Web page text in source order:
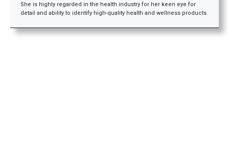
She is highly regarded in the health industry for her keen eye for
detail and ability to identify high-quality health and wellness products.